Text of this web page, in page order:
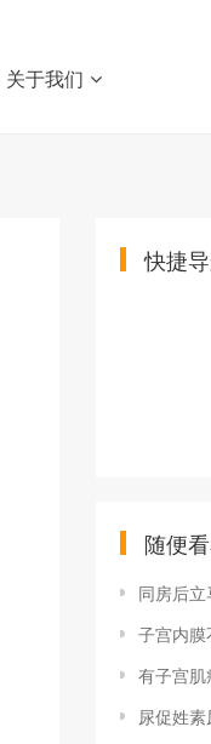
关于我们
快捷
随便
同房后立马排尿怀
子宫内膜不好可以做试管吗
有子宫肌瘤可以药物
尿促姓素尿